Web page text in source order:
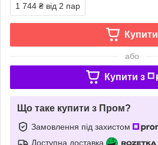
1 744 ₴ від 2 пар
Купити
або
Купити з
Що таке купити з Пром?
Замовлення під захистом
Доступна доставка